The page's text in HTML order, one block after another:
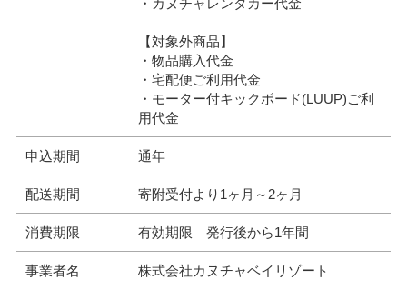
・カヌチャレンタカー代金
【対象外商品】
・物品購入代金
・宅配便ご利用代金
・モーター付キックボード(LUUP)ご利
用代金
申込期間 通年
配送期間 寄附受付より1ヶ月～2ヶ月
消費期限 有効期限 発行後から1年間
事業者名 株式会社カヌチャベイリゾート